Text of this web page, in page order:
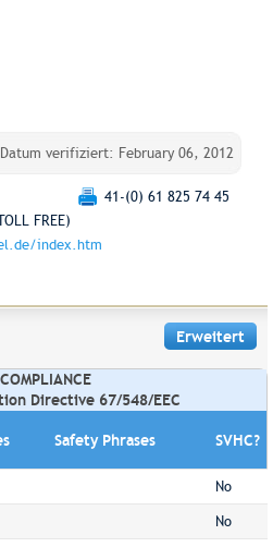
Datum verifiziert: February 06, 2012
41-(0) 61 825 74 45
FREE)
index.htm
Erweitert
Directive 67/548/EEC
Safety Phrases SVHC?
No
No